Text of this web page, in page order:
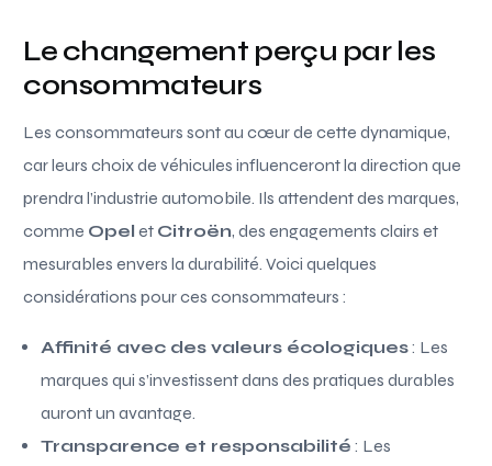
Le changement perçu par les
consommateurs
Les consommateurs sont au cœur de cette dynamique,
car leurs choix de véhicules influenceront la direction que
prendra l’industrie automobile. Ils attendent des marques,
comme Opel et Citroën, des engagements clairs et
mesurables envers la durabilité. Voici quelques
considérations pour ces consommateurs :
Affinité avec des valeurs écologiques: Les
marques qui s’investissent dans des pratiques durables
auront un avantage.
Transparence et responsabilité : Les